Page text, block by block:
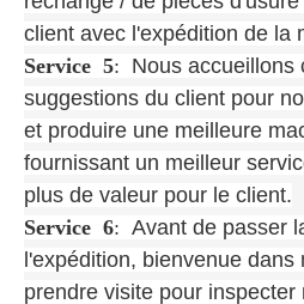
client avec l'expédition de la
Service 5: Nous accueillons
suggestions du client pour
et produire une meilleure
fournissant un meilleur
plus de valeur pour le client.
Service 6: Avant de passer
l'expédition, bienvenue dans
prendre visite pour